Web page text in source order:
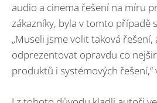
audio a cinema řešení na míru
zákazníky, byla v tomto případě
„Museli jsme volit taková
odprezentovat opravdu co
produktů i systémových řešení,“